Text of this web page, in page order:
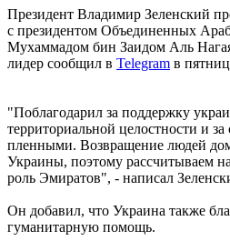
Президент Владимир Зеленский
с президентом Объединенных
Мухаммадом бин Заидом Аль
лидер сообщил в Telegram в
"Поблагодарил за поддержку
территориальной целостности и
пленными. Возвращение людей
Украины, поэтому рассчитываем
роль Эмиратов", - написал
Он добавил, что Украина также
гуманитарную помощь.